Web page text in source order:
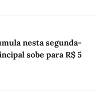
nesta segunda-
sobe para R$ 5